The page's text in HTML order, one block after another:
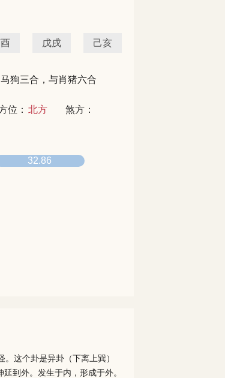
戊戌 己亥
狗三合，与肖猪六合
位： 北方
煞方：
32.86
这个卦是异卦（下离上巽）
到外。发生于内，形成于外。